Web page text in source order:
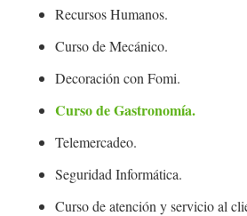
Recursos Humanos.
Curso de Mecánico.
Decoración con Fomi.
Curso de Gastronomía.
Telemercadeo.
Seguridad Informática.
Curso de atención y servicio al